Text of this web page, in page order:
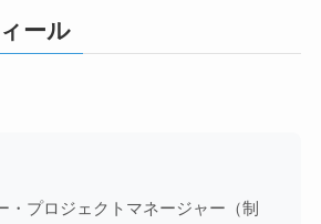
ール
・プロジェクトマネージャー（制